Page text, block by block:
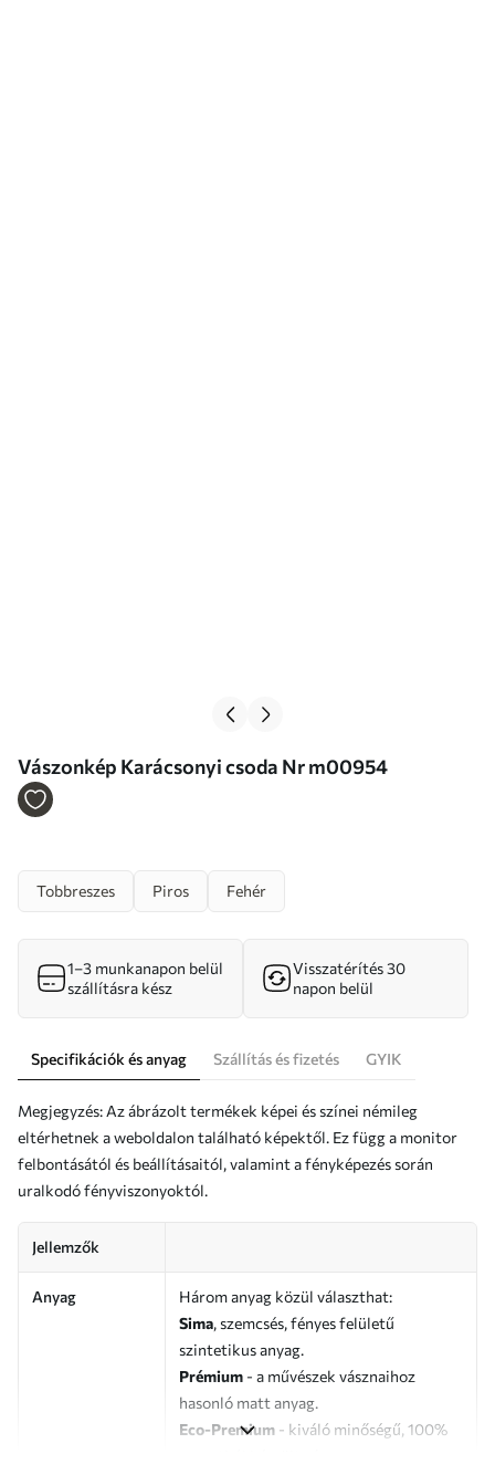
Vászonkép Karácsonyi csoda Nr m00954
Tobbreszes Piros Fehér
1–3 munkanapon belül
szállításra kész
Visszatérítés 30
napon belül
Specifikációk és anyag Szállítás és fizetés GYIK
Megjegyzés: Az ábrázolt termékek képei és színei némileg
eltérhetnek a weboldalon található képektől. Ez függ a monitor
felbontásától és beállításaitól, valamint a fényképezés során
uralkodó fényviszonyoktól.
Jellemzők
Anyag
Három anyag közül választhat:
Sima, szemcsés, fényes felületű
szintetikus anyag.
Prémium - a művészek vásznaihoz
hasonló matt anyag.
Eco-Premium - kiváló minőségű, 100%